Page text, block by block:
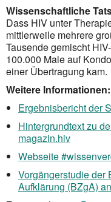
Wissenschaftliche
Dass HIV unter
mittlerweile mehrere
Tausende gemischt
100.000 Male auf
einer Übertragung kam.
Weitere Informationen:
Ergebnisbericht der
Hintergrundtext zu
magazin.hiv
Webseite
Vorgängerstudie der
Aufklärung (BZgA)